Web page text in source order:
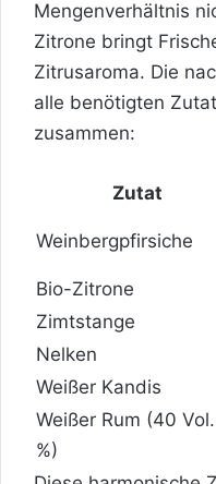
Mengenverhältnis
Zitrone bringt
Zitrusaroma. Die
alle benötigten
zusammen:
Zutat
Weinbergpfirsiche
Bio-Zitrone
Zimtstange
Nelken
Weißer Kandis
Weißer Rum (40
%)